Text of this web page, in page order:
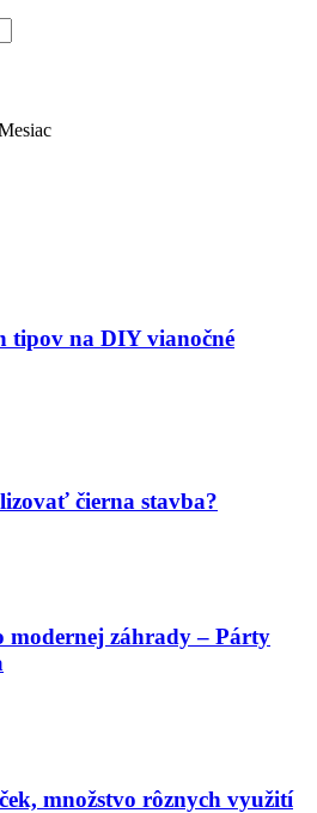
tipov na DIY vianočné
čierna stavba?
záhrady – Párty
množstvo rôznych využití